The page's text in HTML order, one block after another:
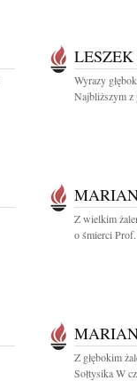
Wyrazy
Najbliższym z
Z wielkim
o śmierci
Z głębokim
Sołtysika W